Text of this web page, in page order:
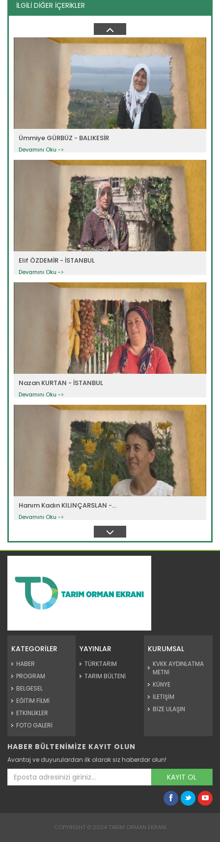
İLGİLİ DİĞER İÇERİKLER
Havva ALBAYRAK - DÜZCE
Ümmiye GÜRBÜZ - BALIKESİR
Devamını Oku ->
Elif ÖZDEMİR - İSTANBUL
Devamını Oku ->
Nazan KURTAN - İSTANBUL
Devamını Oku ->
Hanım Kadın KILINÇARSLAN -...
Devamını Oku ->
Berin ERTÜRK - SAKARYA
Devamını Oku ->
KATEGORİLER
HABER
PROGRAM
BELGESEL
EĞİTİM FİLMİ
ETKİNLİKLER
FOTO GALERİ
YAYINLAR
TÜRKTARIM
TARIM BÜLTENİ
KURUMSAL
KVKK AYDINLATMA
METNİ
KÜNYE
İLETİŞİM
BİZE ULAŞIN
HABER BÜLTENİMİZE KAYIT OLUN
Avantaj ve duyurulardan ilk olarak siz haberdar olun!
KAYIT OL
COPYRIGHT © 2024 TARIM ORMAN EKRANI